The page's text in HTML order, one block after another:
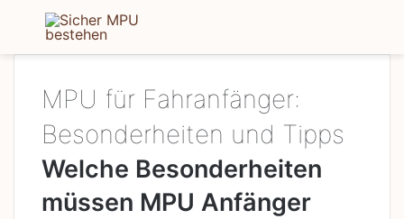
Menü
MPU für Fahranfänger:
Besonderheiten und Tipps
Welche Besonderheiten
müssen MPU Anfänger